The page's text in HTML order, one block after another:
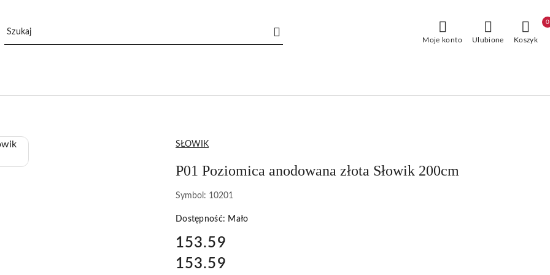
Moje konto Ulubione Koszyk
0
NAZWA
PRODUCENTA:
SŁOWIK
P01 Poziomica anodowana złota Słowik 200cm
Symbol: 10201
Dostępność: Mało
cena:
153.59
Cena:
153.59